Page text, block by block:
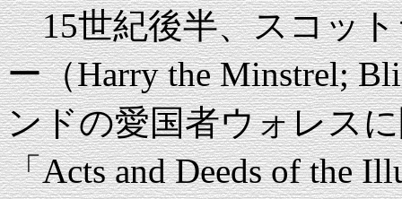
15世紀後半、スコット
ー（Harry the Minstrel;
ンドの愛国者ウォレス
「Acts and Deeds of the